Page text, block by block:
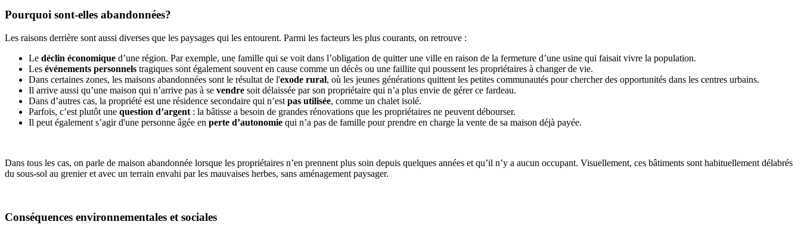
Pourquoi sont-elles abandonnées?
Les raisons derrière sont aussi diverses que les paysages qui les entourent. Parmi les facteurs les plus courants, on retrouve :
Le déclin économique d’une région. Par exemple, une famille qui se voit dans l’obligation de quitter une ville en raison de la fermeture d’une usine qui faisait vivre la population.
Les événements personnels tragiques sont également souvent en cause comme un décès ou une faillite qui poussent les propriétaires à changer de vie.
Dans certaines zones, les maisons abandonnées sont le résultat de l'exode rural, où les jeunes générations quittent les petites communautés pour chercher des opportunités dans les centres urbains.
Il arrive aussi qu’une maison qui n’arrive pas à se vendre soit délaissée par son propriétaire qui n’a plus envie de gérer ce fardeau.
Dans d’autres cas, la propriété est une résidence secondaire qui n’est pas utilisée, comme un chalet isolé.
Parfois, c’est plutôt une question d’argent : la bâtisse a besoin de grandes rénovations que les propriétaires ne peuvent débourser.
Il peut également s’agir d'une personne âgée en perte d’autonomie qui n’a pas de famille pour prendre en charge la vente de sa maison déjà payée.
Dans tous les cas, on parle de maison abandonnée lorsque les propriétaires n’en prennent plus soin depuis quelques années et qu’il n’y a aucun occupant. Visuellement, ces bâtiments sont habituellement délabrés
du sous-sol au grenier et avec un terrain envahi par les mauvaises herbes, sans aménagement paysager.
Conséquences environnementales et sociales